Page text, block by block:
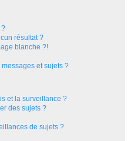
?
résultat ?
blanche ?!
et sujets ?
et la surveillance ?
des sujets ?
de sujets ?